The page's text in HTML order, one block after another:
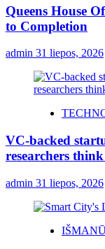
Queens House
to Completion
admin 31 liepos, 2026
VC-backed
researchers
admin 31 liepos, 2026